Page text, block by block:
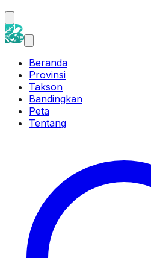
Beranda
Provinsi
Takson
Bandingkan
Peta
Tentang